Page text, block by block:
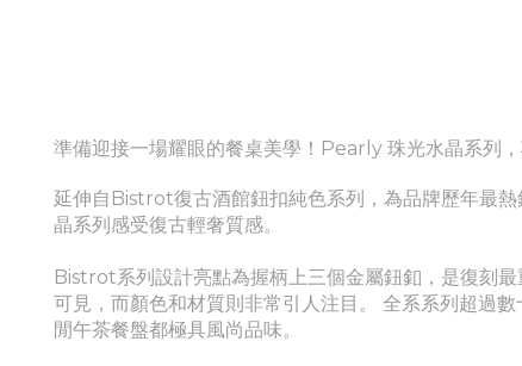
準備迎接一場耀眼的餐桌美學！Pearly 珠光水晶系列
延伸自Bistrot復古酒館鈕扣純色系列，為品牌歷年最熱
晶系列感受復古輕奢質感。
Bistrot系列設計亮點為握柄上三個金屬鈕釦，是復刻最
可見，而顏色和材質則非常引人注目。 全系系列超過
閒午茶餐盤都極具風尚品味。